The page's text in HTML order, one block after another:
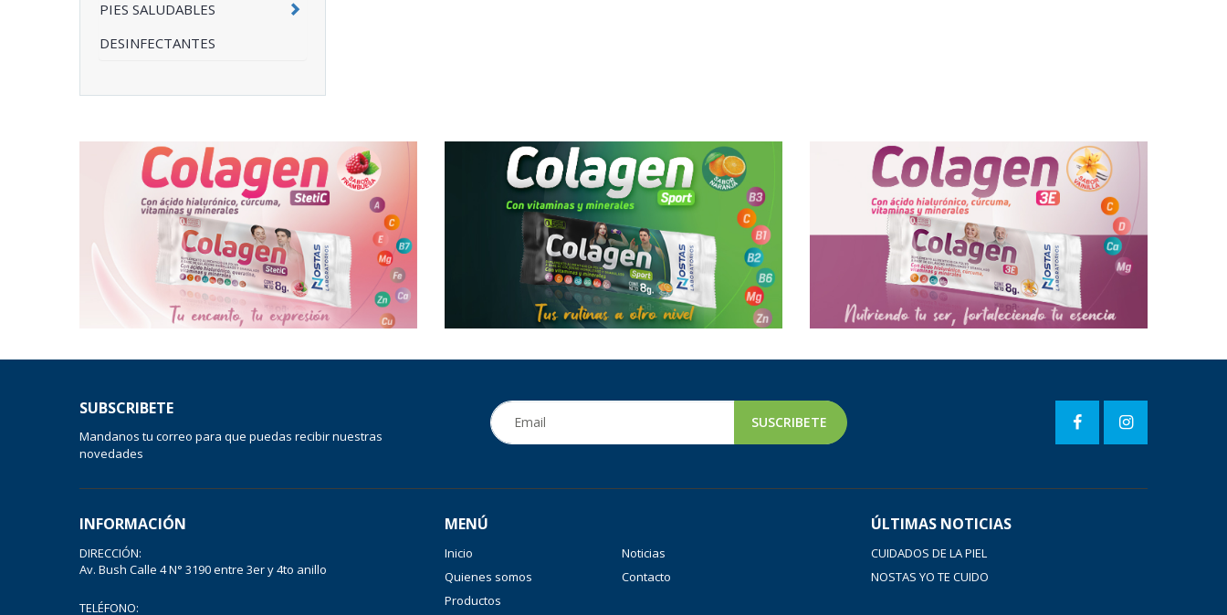
PIES SALUDABLES
DESINFECTANTES
SUBSCRIBETE
Mandanos tu correo para que puedas recibir nuestras
novedades
INFORMACIÓN
DIRECCIÓN:
Av. Bush Calle 4 N° 3190 entre 3er y 4to anillo
TELÉFONO:
MENÚ
Inicio
Quienes somos
Productos
Noticias
Contacto
ÚLTIMAS NOTICIAS
CUIDADOS DE LA PIEL
NOSTAS YO TE CUIDO